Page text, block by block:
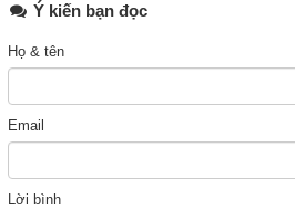
Ý kiến bạn đọc
Họ & tên
Email
Lời bình